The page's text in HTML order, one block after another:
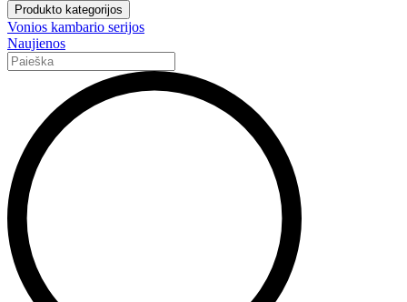
Produkto kategorijos
Vonios kambario serijos
Naujienos